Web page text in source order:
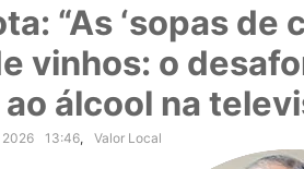
“As ‘sopas de
vinhos: o
álcool na
2026 13:46, Valor Local